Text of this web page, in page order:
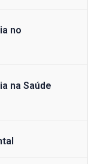
no
na Saúde